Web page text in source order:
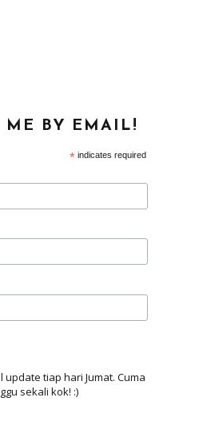
ME BY EMAIL!
*indicates required
update tiap hari Jumat. Cuma
sekali kok! :)